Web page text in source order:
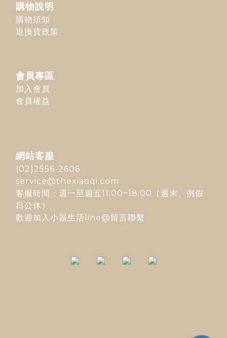
購物說明
購物須知
退換貨政策
會員專區
加入會員
會員權益
網站客服
(02)2556-2606
service@thexiaoqi.com
客服時間：週一至週五11:00~18:00（週末、例假
日公休）
歡迎加入 小器生活line@留言聯繫